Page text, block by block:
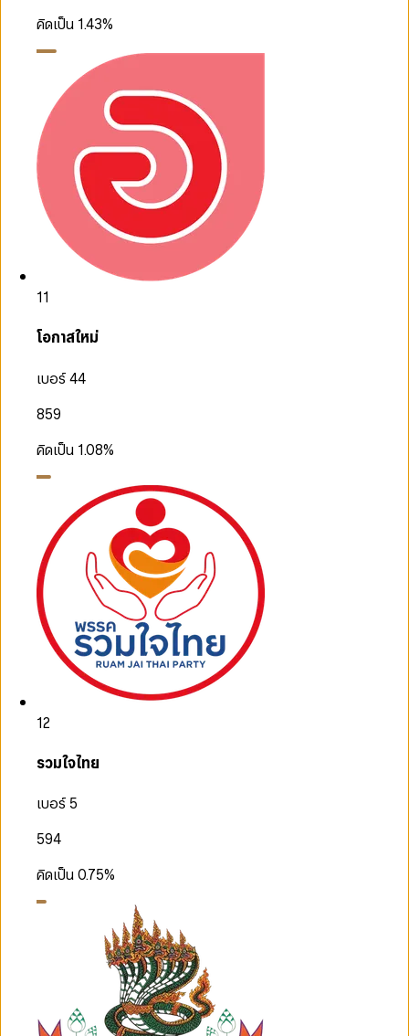
คิดเป็น 1.43%
11
โอกาสใหม่
เบอร์ 44
859
คิดเป็น 1.08%
12
รวมใจไทย
เบอร์ 5
594
คิดเป็น0.75%